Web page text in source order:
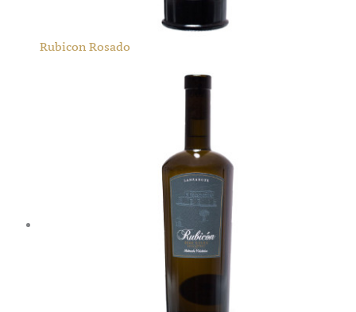
Rubicon Rosado